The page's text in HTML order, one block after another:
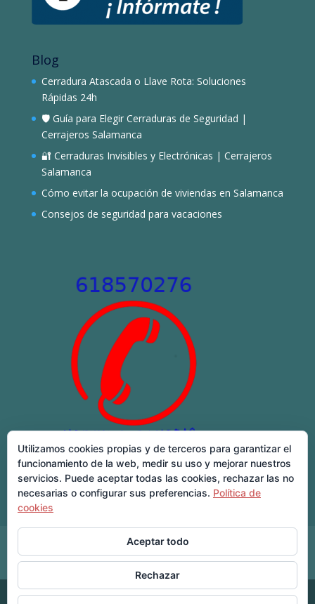
Blog
Cerradura Atascada o Llave Rota: Soluciones
Rápidas 24h
🛡️ Guía para Elegir Cerraduras de Seguridad |
Cerrajeros Salamanca
🔐 Cerraduras Invisibles y Electrónicas | Cerrajeros
Salamanca
Cómo evitar la ocupación de viviendas en Salamanca
Consejos de seguridad para vacaciones
Nosotros
Cerrajeros 24 horas
Servicios
Localidades Blog Contacto
Utilizamos cookies propias y de terceros para garantizar el
funcionamiento de la web, medir su uso y mejorar nuestros
servicios. Puede aceptar todas las cookies, rechazar las no
necesarias o configurar sus preferencias. Política de
cookies
Aceptar todo
Rechazar